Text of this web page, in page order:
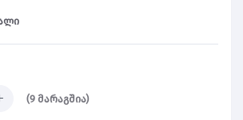
(9 მარაგშია)